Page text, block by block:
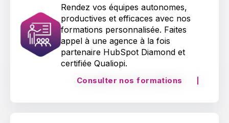
Rendez vos équipes autonomes,
productives et efficaces avec nos
formations personnalisée. Faites
appel à une agence à la fois
partenaire HubSpot Diamond et
certifiée Qualiopi.
Consulter nos formations